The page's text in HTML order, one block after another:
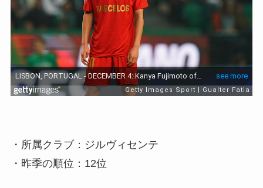
・所属クラブ：ジルヴィセンテ
・昨季の順位：12位